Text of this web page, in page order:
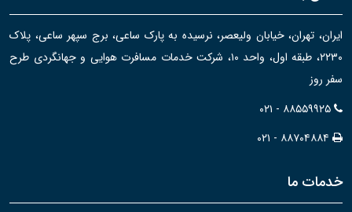
ایران، تهران، خیابان ولیعصر، نرسیده به پارک ساعی، برج سپهر ساعی، پلاک
۲۲۳۰، طبقه اول، واحد ۱۰، شرکت خدمات مسافرت هوایی و جهانگردی طرح
سفر روز
۰۲۱ - ۸۸۵۵۹۹۲۵
۰۲۱ - ۸۸۷۰۴۸۸۴
خدمات ما